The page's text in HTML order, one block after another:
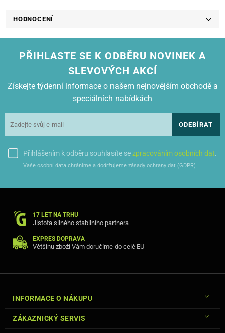
HODNOCENÍ
PŘIHLASTE SE K ODBĚRU NOVINEK A
SLEVOVÝCH AKCÍ
Získejte týdenní informace o našem nejnovějším obchodě a
speciálních nabídkách
ODEBÍRAT
Přihlášením k odběru souhlasíte sezpracováním osobních dat.
Vaše osobní data chráníme a dodržujeme zásady ochrany dat (GDPR)
17 LET NA TRHU
Jistota silného stabilního partnera
EXPRES DOPRAVA
Většinu zboží Vám doručíme do celé EU
INFORMACE O NÁKUPU
ZÁKAZNICKÝ SERVIS